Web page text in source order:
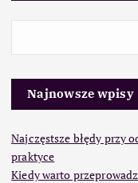
Najnowsze wpisy
Najczęstsze błędy przy
praktyce
Kiedy warto